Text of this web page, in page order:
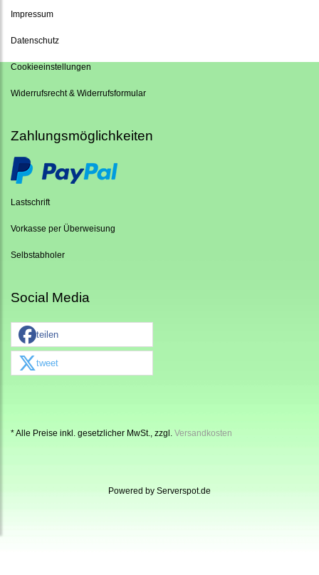
Impressum
Datenschutz
Cookieeinstellungen
Widerrufsrecht & Widerrufsformular
Zahlungsmöglichkeiten
Lastschrift
Vorkasse per Überweisung
Selbstabholer
Social Media
teilen
tweet
* Alle Preise inkl. gesetzlicher MwSt., zzgl. Versandkosten
Powered by Serverspot.de